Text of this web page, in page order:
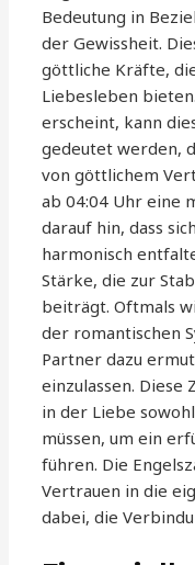
Bedeutung in
der Gewissheit.
göttliche Kräfte,
Liebesleben
erscheint, kann
gedeutet werden,
von göttlichem
ab 04:04 Uhr eine
darauf hin, dass
harmonisch
Stärke, die zur
beiträgt. Oftmals
der romantischen
Partner dazu
einzulassen. Diese
in der Liebe
müssen, um ein
führen. Die
Vertrauen in die
dabei, die